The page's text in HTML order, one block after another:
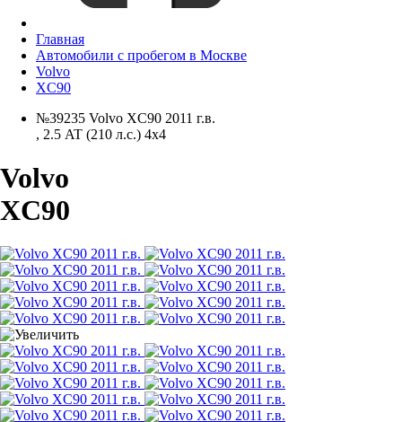
Главная
Автомобили с пробегом в Москве
Volvo
XC90
№39235 Volvo XC90 2011 г.в.
, 2.5 AT (210 л.с.) 4x4
Volvo
XC90